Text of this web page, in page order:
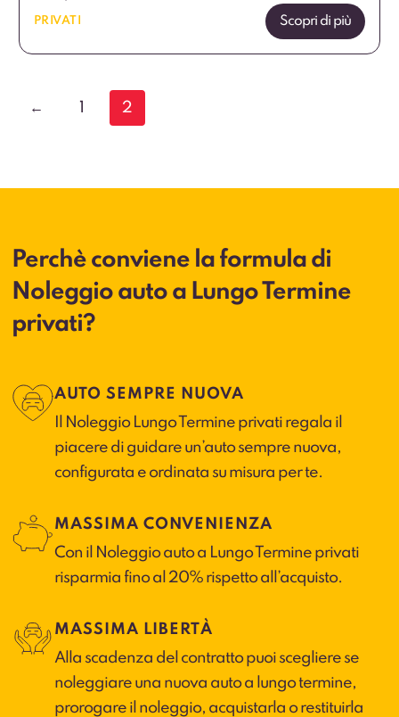
PRIVATI Scopri di più
← 1 2
Perchè conviene la formula di
Noleggio auto a Lungo Termine
privati?
AUTO SEMPRE NUOVA
Il Noleggio Lungo Termine privati regala il
piacere di guidare un’auto sempre nuova,
configurata e ordinata su misura per te.
MASSIMA CONVENIENZA
Con il Noleggio auto a Lungo Termine privati
risparmia fino al 20% rispetto all’acquisto.
MASSIMA LIBERTÀ
Alla scadenza del contratto puoi scegliere se
noleggiare una nuova auto a lungo termine,
prorogare il noleggio, acquistarla o restituirla